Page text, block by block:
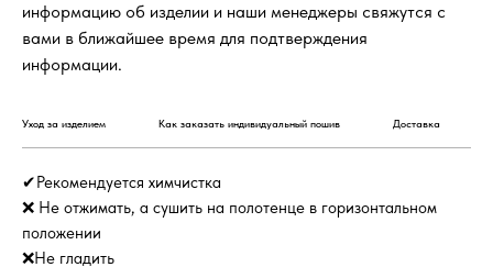
информацию об изделии и наши менеджеры свяжутся с
вами в ближайшее время для подтверждения
информации.
Уход за изделием Как заказать индивидуальный пошив Доставка
✔Рекомендуется химчистка
❌ Не отжимать, а сушить на полотенце в горизонтальном
положении
❌Не гладить